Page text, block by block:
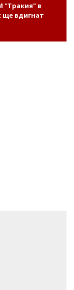
"Тракия" в
ще вдигнат